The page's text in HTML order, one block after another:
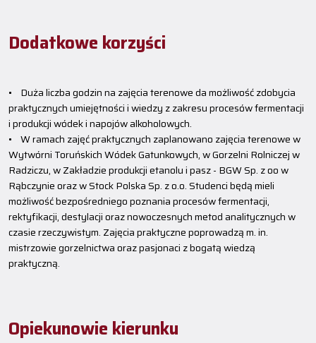
Dodatkowe korzyści
• Duża liczba godzin na zajęcia terenowe da możliwość zdobycia
praktycznych umiejętności i wiedzy z zakresu procesów fermentacji
i produkcji wódek i napojów alkoholowych.
• W ramach zajęć praktycznych zaplanowano zajęcia terenowe w
Wytwórni Toruńskich Wódek Gatunkowych, w Gorzelni Rolniczej w
Radziczu, w Zakładzie produkcji etanolu i pasz - BGW Sp. z oo w
Rąbczynie oraz w Stock Polska Sp. z o.o. Studenci będą mieli
możliwość bezpośredniego poznania procesów fermentacji,
rektyfikacji, destylacji oraz nowoczesnych metod analitycznych w
czasie rzeczywistym. Zajęcia praktyczne poprowadzą m. in.
mistrzowie gorzelnictwa oraz pasjonaci z bogatą wiedzą
praktyczną.
Opiekunowie kierunku